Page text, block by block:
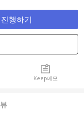
행하기
Keep메모